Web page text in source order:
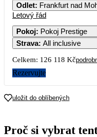
74
Odlet: Frankfurt nad
Letový řád
Pokoj: Pokoj Prestige
Strava: All inclusive
Celkem: 126 118 Kč
Rezervujte
uložit do oblíbených
Proč si vybrat